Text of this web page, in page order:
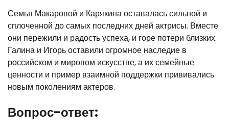
Семья Макаровой и Карякина оставалась сильной и
сплоченной до самых последних дней актрисы. Вместе
они пережили и радость успеха, и горе потери близких.
Галина и Игорь оставили огромное наследие в
российском и мировом искусстве, а их семейные
ценности и пример взаимной поддержки прививались
новым поколениям актеров.
Вопрос-ответ: